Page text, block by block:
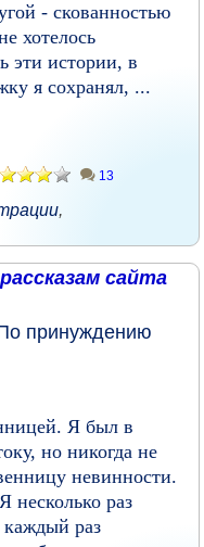
- скованностью
хотелось
эти истории, в
я сохранял, ...
13
,
сайта
принуждению
Я был в
но никогда не
невинности.
несколько раз
каждый раз